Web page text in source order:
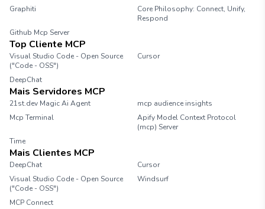
Graphiti
Core Philosophy: Connect, Unify,
Respond
Github Mcp Server
Top Cliente MCP
Visual Studio Code - Open Source
("Code - OSS")
Cursor
DeepChat
Mais Servidores MCP
21st.dev Magic Ai Agent
mcp audience insights
Mcp Terminal
Apify Model Context Protocol
(mcp) Server
Time
Mais Clientes MCP
DeepChat
Cursor
Visual Studio Code - Open Source
("Code - OSS")
Windsurf
MCP Connect